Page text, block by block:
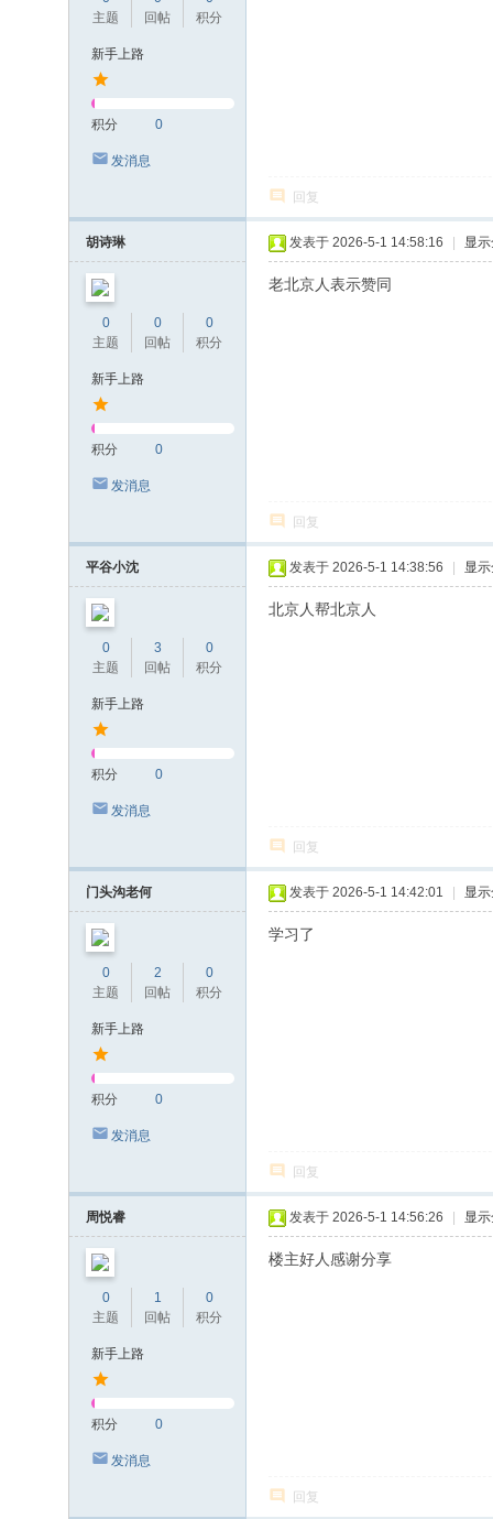
主题
回帖
积分
新手上路
积分 0
发消息
回复
胡诗琳
0
主题
0
回帖
0
积分
新手上路
积分 0
发消息
发表于 2026-5-1 14:58:16 显
老北京人表示赞同
回复
平谷小沈
0
主题
3
回帖
0
积分
新手上路
积分 0
发消息
发表于 2026-5-1 14:38:56 显
北京人帮北京人
回复
门头沟老何
0
主题
2
回帖
0
积分
新手上路
积分 0
发消息
发表于 2026-5-1 14:42:01 显
学习了
回复
周悦睿
0
主题
1
回帖
0
积分
新手上路
积分 0
发消息
发表于 2026-5-1 14:56:26 显
楼主好人感谢分享
回复